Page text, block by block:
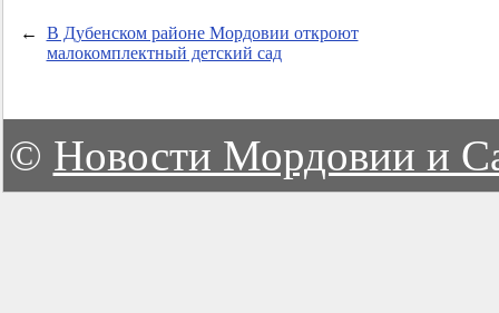
←
В Дубенском районе Мордовии откроют
малокомплектный детский сад
© Новости Мордовии и